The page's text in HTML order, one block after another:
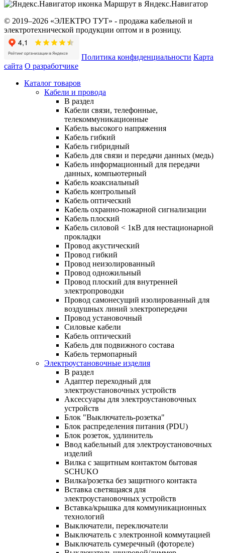
Маршрут в Яндекс.Навигатор
© 2019–2026 «ЭЛЕКТРО ТУТ» - продажа кабельной и
электротехнической продукции оптом и в розницу.
Политика конфиденциальности Карта
сайта О разработчике
Каталог товаров
Кабели и провода
В раздел
Кабели связи, телефонные,
телекоммуникационные
Кабель высокого напряжения
Кабель гибкий
Кабель гибридный
Кабель для связи и передачи данных (медь)
Кабель информационный для передачи
данных, компьютерный
Кабель коаксиальный
Кабель контрольный
Кабель оптический
Кабель охранно-пожарной сигнализации
Кабель плоский
Кабель силовой < 1кВ для нестационарной
прокладки
Провод акустический
Провод гибкий
Провод неизолированный
Провод одножильный
Провод плоский для внутренней
электропроводки
Провод самонесущий изолированный для
воздушных линий электропередачи
Провод установочный
Силовые кабели
Кабель оптический
Кабель для подвижного состава
Кабель термопарный
Электроустановочные изделия
В раздел
Адаптер переходный для
электроустановочных устройств
Аксессуары для электроустановочных
устройств
Блок "Выключатель-розетка"
Блок распределения питания (PDU)
Блок розеток, удлинитель
Ввод кабельный для электроустановочных
изделий
Вилка с защитным контактом бытовая
SCHUKO
Вилка/розетка без защитного контакта
Вставка светящаяся для
электроустановочных устройств
Вставка/крышка для коммуникационных
технологий
Выключатели, переключатели
Выключатель с электронной коммутацией
Выключатель сумеречный (фотореле)